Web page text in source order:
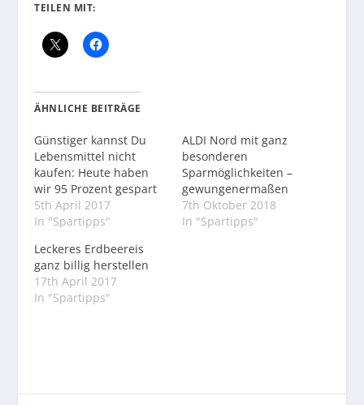
TEILEN MIT:
ÄHNLICHE BEITRÄGE
Günstiger kannst Du
Lebensmittel nicht
kaufen: Heute haben
wir 95 Prozent gespart
5th April 2017
In "Spartipps"
ALDI Nord mit ganz
besonderen
Sparmöglichkeiten –
gewungenermaßen
7th Oktober 2018
In "Spartipps"
Leckeres Erdbeereis
ganz billig herstellen
17th April 2017
In "Spartipps"